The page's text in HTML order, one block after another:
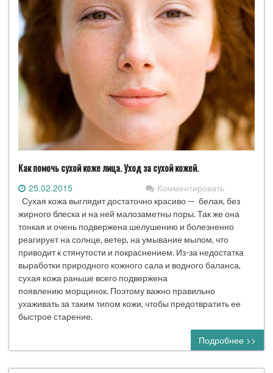
Как помочь сухой коже лица. Уход за сухой кожей.
25.02.2015 Комментировать
Сухая кожа выглядит достаточно красиво — белая, без
жирного блеска и на ней малозаметны поры. Так же она
тонкая и очень подвержена шелушению и болезненно
реагирует на солнце, ветер, на умывание мылом, что
приводит к стянутости и покраснением. Из-за недостатка
выработки природного кожного сала и водного баланса,
сухая кожа раньше всего подвержена
появлению морщинок. Поэтому важно правильно
ухаживать за таким типом кожи, чтобы предотвратить ее
быстрое старение.
Подробнее >>